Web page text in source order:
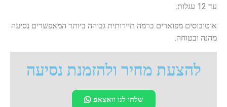
עד 12 עגלות.
אוטובוסים מפוארים ברמה תיירותית גבוהה ביותר המאפשרים נסיעה
מהנה ובטוחה.
להצעת מחיר ולהזמנת נסיעה
שלחו לנו וואצאפ